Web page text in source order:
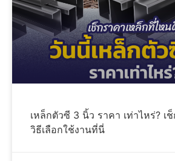
เหล็กตัวซี 3 นิ้ว ราคา เท่าไหร่?
วิธีเลือกใช้งานที่นี่